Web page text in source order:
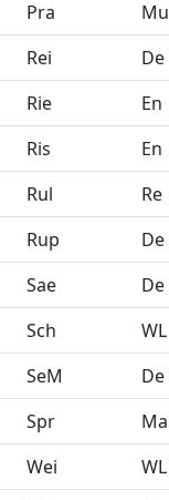
Pra Mu
Rei De
Rie En
Ris En
Rul Re
Rup De
Sae De
Sch WL
SeM De
Spr Ma
Wei WL